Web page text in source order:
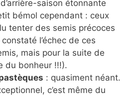
saison étonnante
bémol cependant : ceux
tenter des semis précoces
l’échec de ces
mais pour la suite de
du bonheur !!!).
: quasiment néant.
c’est même du